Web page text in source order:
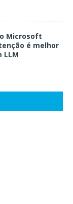
Microsoft
é melhor
LLM